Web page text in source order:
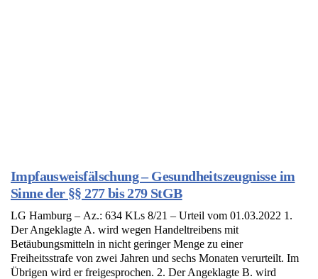
Impfausweisfälschung – Gesundheitszeugnisse im
Sinne der §§ 277 bis 279 StGB
LG Hamburg – Az.: 634 KLs 8/21 – Urteil vom 01.03.2022 1.
Der Angeklagte A. wird wegen Handeltreibens mit
Betäubungsmitteln in nicht geringer Menge zu einer
Freiheitsstrafe von zwei Jahren und sechs Monaten verurteilt. Im
Übrigen wird er freigesprochen. 2. Der Angeklagte B. wird